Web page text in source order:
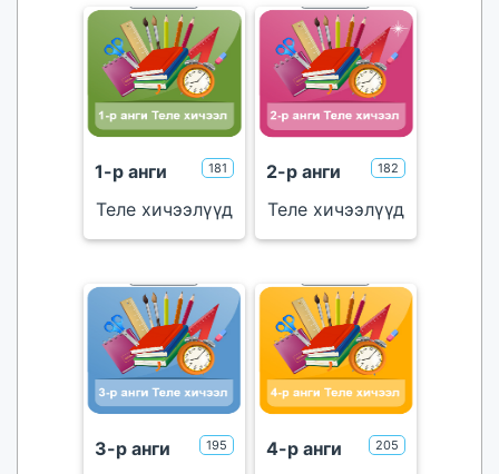
1-р анги 181
Теле хичээлүүд
2-р анги 182
Теле хичээлүүд
тоглуулах
3-р анги 195
тоглуулах
4-р анги 205